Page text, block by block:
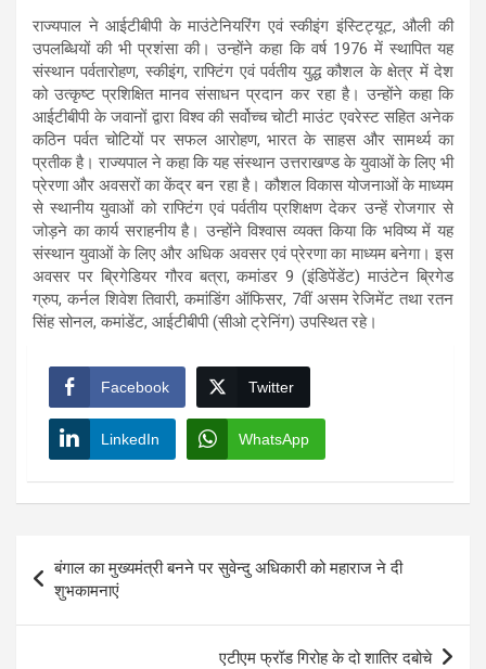
राज्यपाल ने आईटीबीपी के माउंटेनियरिंग एवं स्कीइंग इंस्टिट्यूट, औली की
उपलब्धियों की भी प्रशंसा की। उन्होंने कहा कि वर्ष 1976 में स्थापित यह
संस्थान पर्वतारोहण, स्कीइंग, राफ्टिंग एवं पर्वतीय युद्ध कौशल के क्षेत्र में देश
को उत्कृष्ट प्रशिक्षित मानव संसाधन प्रदान कर रहा है। उन्होंने कहा कि
आईटीबीपी के जवानों द्वारा विश्व की सर्वोच्च चोटी माउंट एवरेस्ट सहित अनेक
कठिन पर्वत चोटियों पर सफल आरोहण, भारत के साहस और सामर्थ्य का
प्रतीक है। राज्यपाल ने कहा कि यह संस्थान उत्तराखण्ड के युवाओं के लिए भी
प्रेरणा और अवसरों का केंद्र बन रहा है। कौशल विकास योजनाओं के माध्यम
से स्थानीय युवाओं को राफ्टिंग एवं पर्वतीय प्रशिक्षण देकर उन्हें रोजगार से
जोड़ने का कार्य सराहनीय है। उन्होंने विश्वास व्यक्त किया कि भविष्य में यह
संस्थान युवाओं के लिए और अधिक अवसर एवं प्रेरणा का माध्यम बनेगा। इस
अवसर पर ब्रिगेडियर गौरव बत्रा, कमांडर 9 (इंडिपेंडेंट) माउंटेन ब्रिगेड
ग्रुप, कर्नल शिवेश तिवारी, कमांडिंग ऑफिसर, 7वीं असम रेजिमेंट तथा रतन
सिंह सोनल, कमांडेंट, आईटीबीपी (सीओ ट्रेनिंग) उपस्थित रहे।
Facebook Twitter
LinkedIn WhatsApp
navigation
बंगाल का मुख्यमंत्री बनने पर सुवेन्दु अधिकारी को महाराज ने दी
शुभकामनाएं
एटीएम फ्रॉड गिरोह के दो शातिर दबोचे